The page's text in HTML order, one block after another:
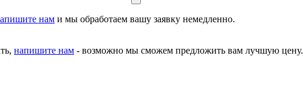
нам и мы обработаем вашу заявку немедленно.
напишите нам - возможно мы сможем предложить вам лучшую цену.